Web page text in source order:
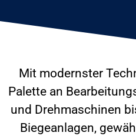
Mit modernster
Palette an
und Drehmaschinen
Biegeanlagen,